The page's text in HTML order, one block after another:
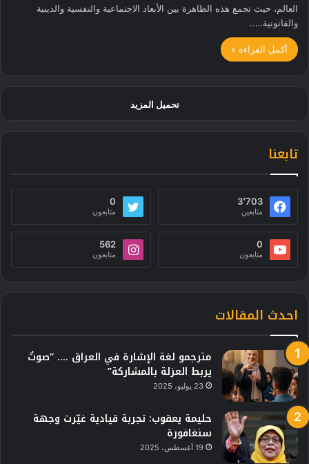
العالم، حيث تجمع هذه الظاهرة بين الأبعاد الاجتماعية والنفسية والدينية
والقانونية…..
أكمل القراءة »
تحميل المزيد
تابعنا
3٬703
متابعين
0
متابعون
0
متابعون
562
متابعون
احدث المقالات
مترجمو لغة الإشارة في العراق …. “صوتٌ
يربط العزلة بالمشاركة”
23 يوليو، 2025
حليمة يعقوب: تجربة قيادية غيّرت وجهة
سنغافورة
19 أغسطس، 2025